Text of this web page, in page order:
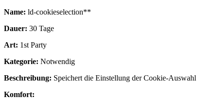
Name: ld-cookieselection**
Dauer: 30 Tage
Art: 1st Party
Kategorie: Notwendig
Beschreibung: Speichert die Einstellung der Cookie-Auswahl
Komfort: